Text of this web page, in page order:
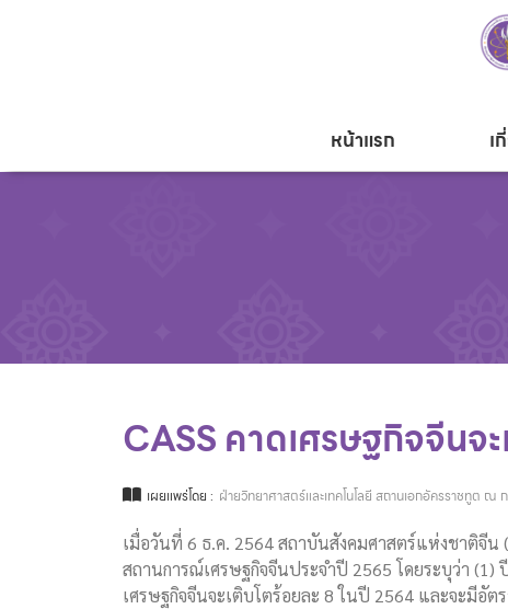
หน้าแรก เ
CASS คาดเศรษฐกิจจีนจ
เผยแพร่โดย : ฝ่ายวิทยาศาสตร์และเทคโนโลยี สถานเอกอัครราชทูต ณ
เมื่อวันที่ 6 ธ.ค. 2564 สถาบันสังคมศาสตร์แห่งชาติจีน
สถานการณ์เศรษฐกิจจีนประจำปี 2565 โดยระบุว่า
เศรษฐกิจจีนจะเติบโตร้อยละ 8 ในปี 2564 และจะมีอั